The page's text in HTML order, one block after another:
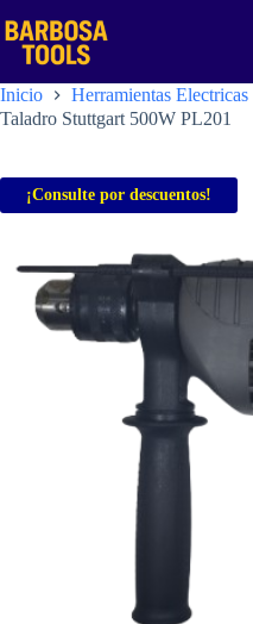
al
contenido
Inicio Herramientas Electricas
Taladro Stuttgart 500W PL201
¡Consulte por descuentos!